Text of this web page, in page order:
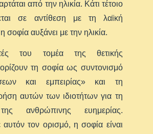
από την ηλικία. Κάτι τέτοιο
σε αντίθεση με τη λαϊκή
σοφία αυξάνει με την ηλικία.
του τομέα της θετικής
τη σοφία ως συντονισμό
και εμπειρίας» και τη
αυτών των ιδιοτήτων για τη
ανθρώπινης ευημερίας.
τον ορισμό, η σοφία είναι